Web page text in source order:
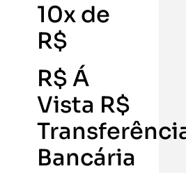
10x de
R$
R$ Á
Vista R$
Bancária